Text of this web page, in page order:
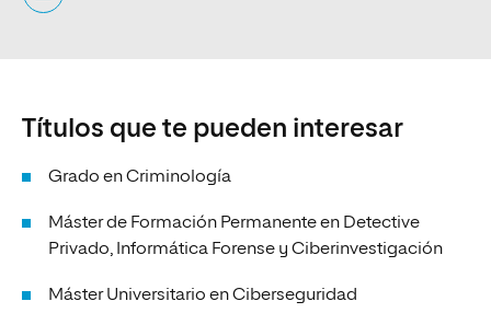
Títulos que te pueden interesar
Grado en Criminología
Máster de Formación Permanente en Detective
Privado, Informática Forense y Ciberinvestigación
Máster Universitario en Ciberseguridad